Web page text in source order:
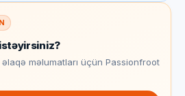
məlumatları üçün Passionfroot